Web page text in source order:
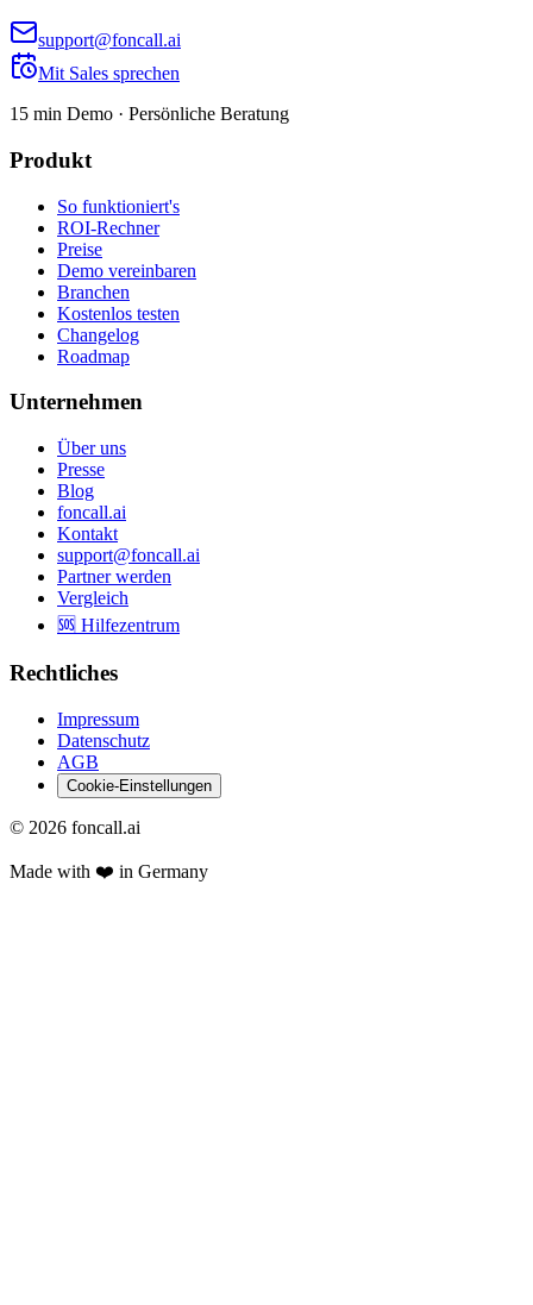
support@foncall.ai
Mit Sales sprechen
15 min Demo · Persönliche Beratung
Produkt
So funktioniert's
ROI-Rechner
Preise
Demo vereinbaren
Branchen
Kostenlos testen
Changelog
Roadmap
Unternehmen
Über uns
Presse
Blog
foncall.ai
Kontakt
support@foncall.ai
Partner werden
Vergleich
🆘 Hilfezentrum
Rechtliches
Impressum
Datenschutz
AGB
Cookie-Einstellungen
© 2026 foncall.ai
Made with ❤️ in Germany